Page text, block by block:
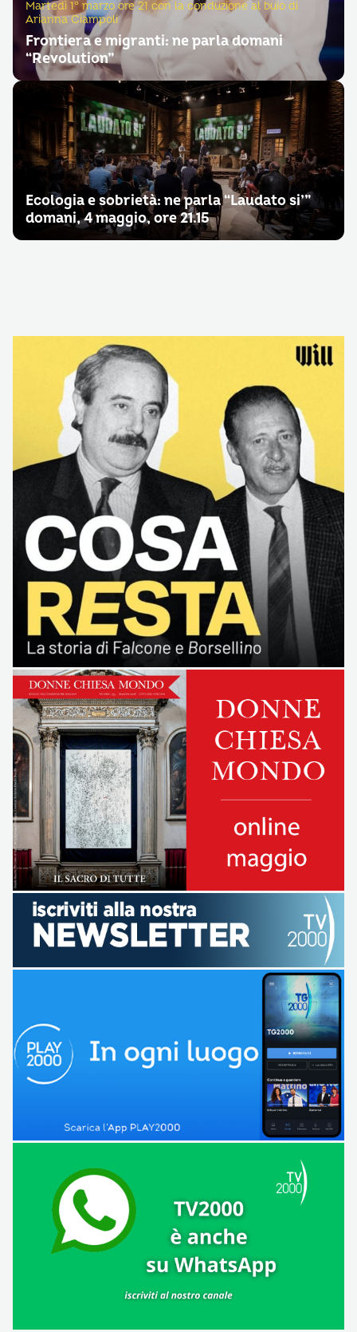
Martedì 1° marzo ore 21 con la conduzione al buio di
Arianna Ciampoli
Frontiera e migranti: ne parla domani
“Revolution”
Ecologia e sobrietà: ne parla “Laudato si’”
domani, 4 maggio, ore 21.15